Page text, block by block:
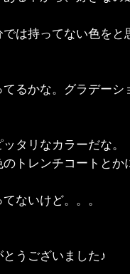
は持ってない色をと
るかな。グラデーシ
タリなカラーだな。
トレンチコートとか
ないけど。。。
うございました♪